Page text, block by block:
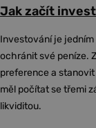
Jak začít
Investování je jedním
ochránit své peníze.
preference a
měl počítat se třemi
likviditou.